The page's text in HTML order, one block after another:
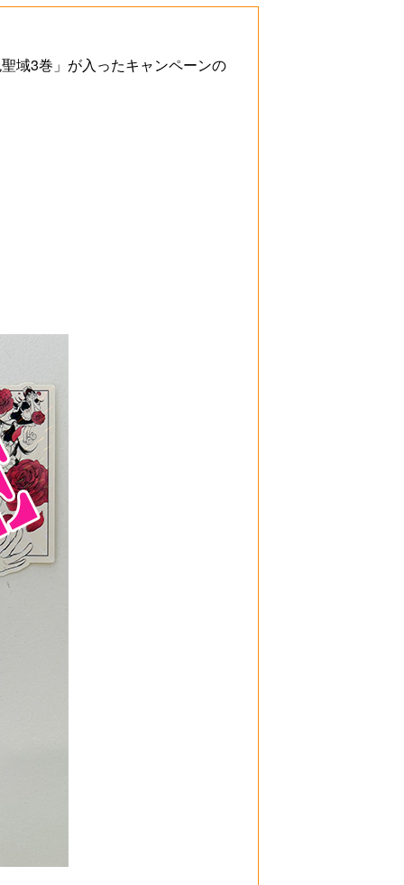
域3巻」が入ったキャンペーンの